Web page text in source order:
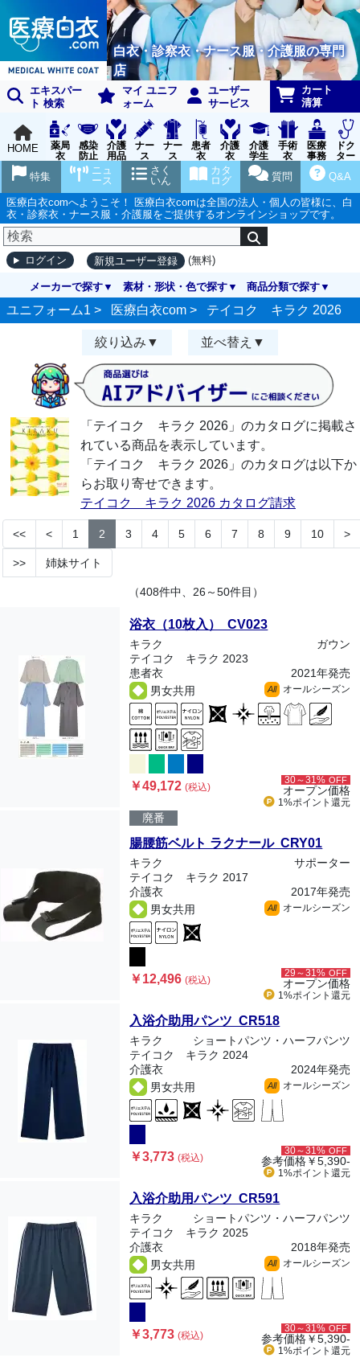
白衣・診察衣・ナース服・介護服の専門
店
エキスパー
ト 検索
マイ ユニフ
ォーム
ユーザー
サービス
カート
清算
HOME
薬局
衣
感染
防止
用品
介護
用品
ナー
ス
グッ
ズ
ナー
ス
ウェ
ア
患者
衣
介護
衣
介護
学生
実習
衣
手術
衣
医療
事務
受付
ドク
ター
ア
Q&A
質問
カタ
ログ
さく
いん
ニュ
ース
特集
医療白衣comへようこそ！ 医療白衣comは全国の法人・個人の皆様に、白
衣・診察衣・ナース服・介護服をご提供するオンラインショップです。
ログイン 新規ユーザー登録 (無料)
メーカーで探す 素材・形状・色で探す 商品分類で探す
ユニフォーム1 > 医療白衣com > テイコク キラク 2026
絞り込み 並べ替え
「テイコク キラク 2026」のカタログに掲載さ
れている商品を表示しています。
「テイコク キラク 2026」のカタログは以下か
らお取り寄せできます。
テイコク キラク 2026 カタログ請求
<< < 1 2 3 4 5 6 7 8 9 10 >
>> 姉妹サイト
（408件中、26～50件目）
浴衣（10枚入） CV023
キラク
ガウン
テイコク キラク 2023
患者衣
2021年発売
男女共用
All オールシーズン
￥49,172(税込)
30～31% OFF
オープン価格
1%ポイント 還元
廃番
腸腰筋ベルト ラクナール CRY01
キラク
サポーター
テイコク キラク 2017
介護衣
2017年発売
男女共用
All オールシーズン
￥12,496(税込)
29～31% OFF
オープン価格
1%ポイント 還元
入浴介助用パンツ CR518
キラク
ショートパンツ・ハーフパンツ
テイコク キラク 2024
介護衣
2024年発売
男女共用
All オールシーズン
￥3,773(税込)
30～31% OFF
参考価格￥5,390-
1%ポイント 還元
入浴介助用パンツ CR591
キラク
ショートパンツ・ハーフパンツ
テイコク キラク 2025
介護衣
2018年発売
男女共用
All オールシーズン
￥3,773(税込)
30～31% OFF
参考価格￥5,390-
1%ポイント 還元